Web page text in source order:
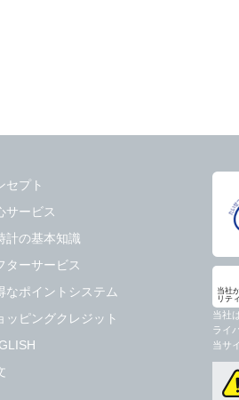
セプト
サービス
計の基本知識
ターサービス
なポイントシステム
ッピングクレジット
当社
リテ
当社
ライ
当サ